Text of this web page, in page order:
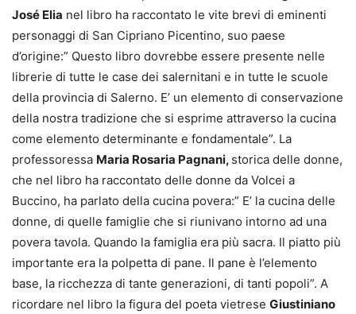
José Elia nel libro ha raccontato le vite brevi di eminenti
personaggi di San Cipriano Picentino, suo paese
d’origine:” Questo libro dovrebbe essere presente nelle
librerie di tutte le case dei salernitani e in tutte le scuole
della provincia di Salerno. E’ un elemento di conservazione
della nostra tradizione che si esprime attraverso la cucina
come elemento determinante e fondamentale”. La
professoressa Maria Rosaria Pagnani, storica delle donne,
che nel libro ha raccontato delle donne da Volcei a
Buccino, ha parlato della cucina povera:” E’ la cucina delle
donne, di quelle famiglie che si riunivano intorno ad una
povera tavola. Quando la famiglia era più sacra. Il piatto più
importante era la polpetta di pane. Il pane è l’elemento
base, la ricchezza di tante generazioni, di tanti popoli”. A
ricordare nel libro la figura del poeta vietrese Giustiniano